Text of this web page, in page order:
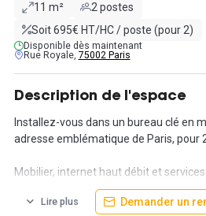
11 m²
2 postes
Soit 695€ HT/HC / poste (pour 2)
Disponible dès maintenant
Rue Royale, 75002 Paris
Description de l'espace
Installez-vous dans un bureau clé en
adresse emblématique de Paris, pour
Mobilier, internet haut débit et
efficacement dès le premier jour.
Lire plus Demander un